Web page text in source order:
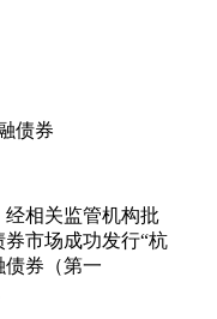
债券
经相关监管机构批
市场成功发行“杭
债券（第一